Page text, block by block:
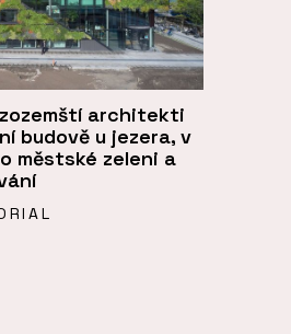
architekti
budově u jezera, v
městské zeleni a